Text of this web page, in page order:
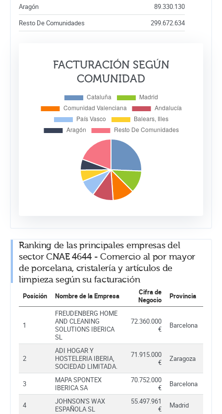
Aragón
89.330.130
Resto De Comunidades
299.672.634
FACTURACIÓN SEGÚN
COMUNIDAD
Ranking de las principales empresas del
sector CNAE 4644 - Comercio al por mayor
de porcelana, cristalería y artículos de
limpieza según su facturación
Posición Nombre de la Empresa
Cifra de
Negocio
Provincia
1
FREUDENBERG HOME
AND CLEANING
SOLUTIONS IBERICA
SL
72.360.000
€
Barcelona
2
ADI HOGAR Y
HOSTELERIA IBERIA,
SOCIEDAD LIMITADA.
71.915.000
€
Zaragoza
3
MAPA SPONTEX
IBERICA SA
70.752.000
€
Barcelona
4
JOHNSON'S WAX
ESPAÑOLA SL
55.497.961
€
Madrid